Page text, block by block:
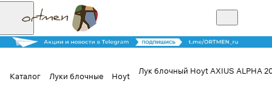
Каталог Луки блочные Hoyt
Лук блочный Hoyt AXIUS ALPHA